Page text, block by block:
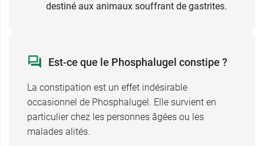
destiné aux animaux souffrant de gastrites.
Est-ce que le Phosphalugel constipe ?
La constipation est un effet indésirable
occasionnel de Phosphalugel. Elle survient en
particulier chez les personnes âgées ou les
malades alités.